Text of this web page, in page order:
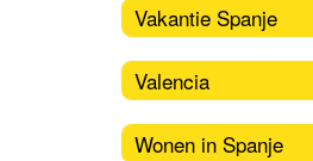
Vakantie Spanje
Valencia
Wonen in Spanje